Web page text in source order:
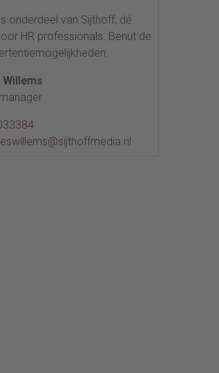
onderdeel van Sijthoff, dé
HR professionals. Benut de